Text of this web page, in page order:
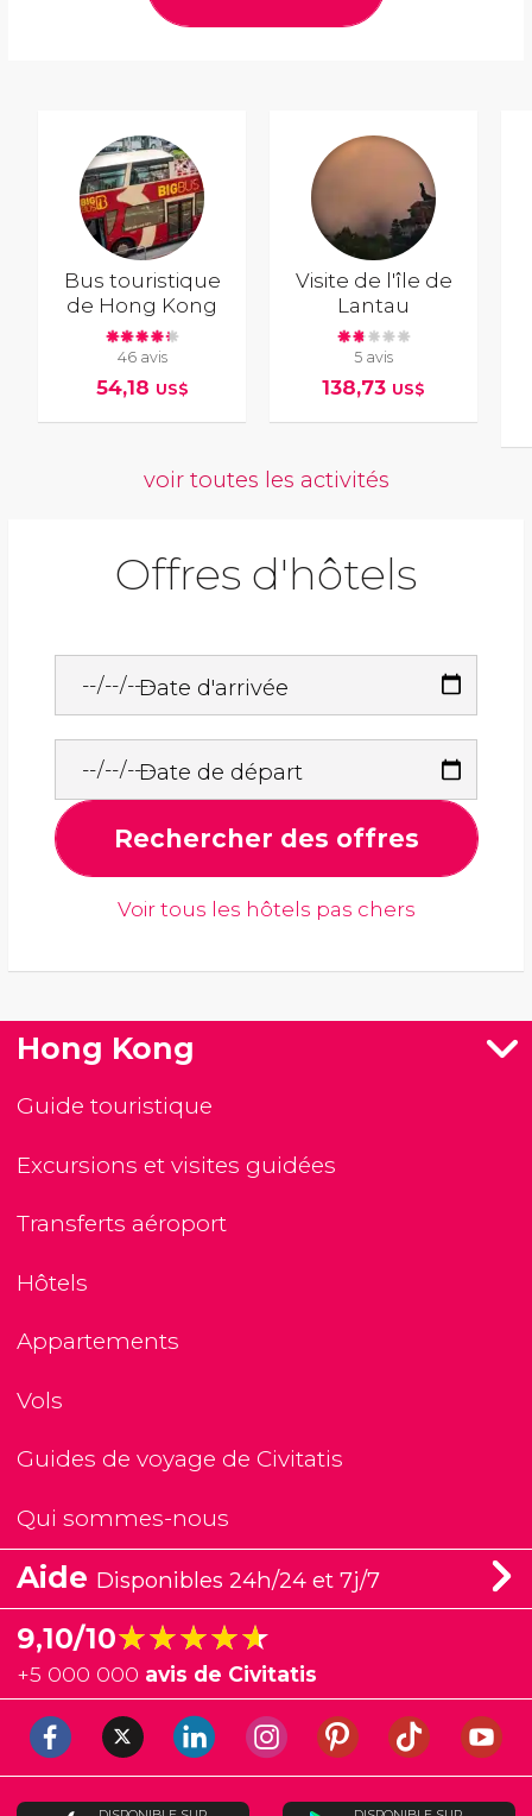
Bus touristique
de Hong Kong
46 avis
54,18 US$
Visite de l'île de
Lantau
5 avis
138,73 US$
voir toutes les activités
Offres d'hôtels
Date d'arrivée
Date de départ
Rechercher des offres
Voir tous les hôtels pas chers
Hong Kong
Guide touristique
Excursions et visites guidées
Transferts aéroport
Hôtels
Appartements
Vols
Guides de voyage de Civitatis
Qui sommes-nous
Aide Disponibles 24h/24 et 7j/7
9,10/10★★★★★
★★★★★
+5 000 000 avis de Civitatis